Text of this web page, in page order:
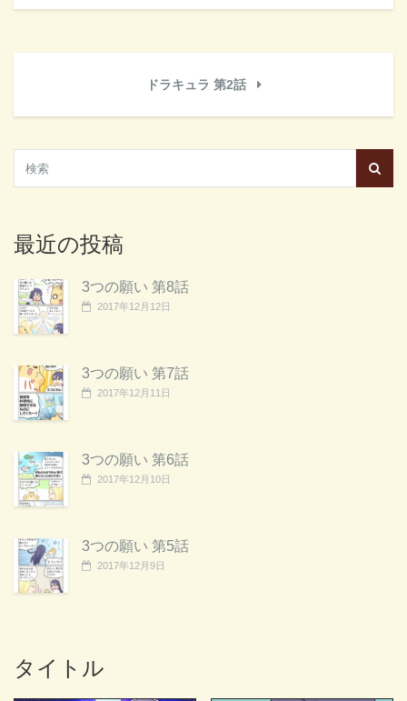
ドラキュラ 第2話
最近の投稿
3つの願い 第8話
2017年12月12日
3つの願い 第7話
2017年12月11日
3つの願い 第6話
2017年12月10日
3つの願い 第5話
2017年12月9日
タイトル